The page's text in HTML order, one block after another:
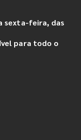
sexta-feira, das
para todo o